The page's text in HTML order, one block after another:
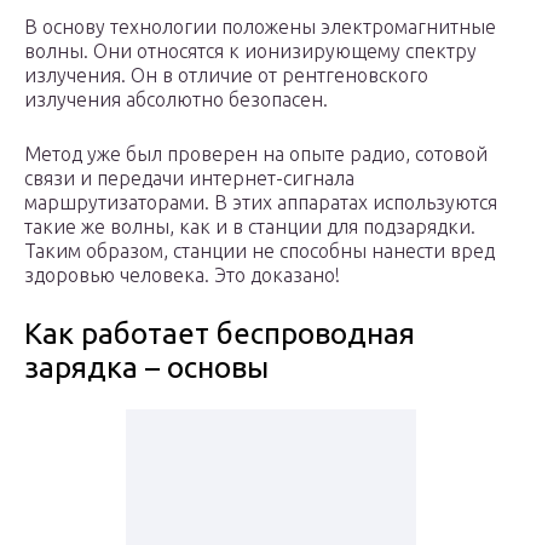
В основу технологии положены электромагнитные
волны. Они относятся к ионизирующему спектру
излучения. Он в отличие от рентгеновского
излучения абсолютно безопасен.
Метод уже был проверен на опыте радио, сотовой
связи и передачи интернет-сигнала
маршрутизаторами. В этих аппаратах используются
такие же волны, как и в станции для подзарядки.
Таким образом, станции не способны нанести вред
здоровью человека. Это доказано!
Как работает беспроводная
зарядка – основы